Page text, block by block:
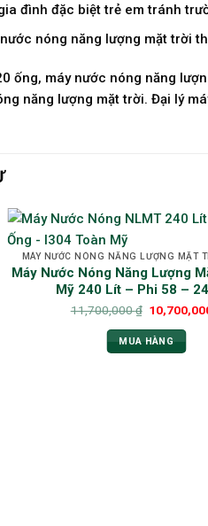
đình đặc biệt trẻ em tránh
nóng năng lượng mặt trời
ống, máy nước nóng năng
năng lượng mặt trời. Đại lý
MÁY NƯỚC NÓNG NĂNG LƯỢNG MẶT
Máy Nước Nóng Năng Lượng
Mỹ 240 Lít – Phi 58 –
11,700,000₫
MUA HÀNG